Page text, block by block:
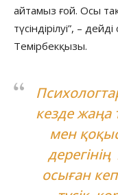
айтамыз ғой. Осы
түсіндірілуі”, –
Темірбекқызы.
кезде жаңа
мен
осыған